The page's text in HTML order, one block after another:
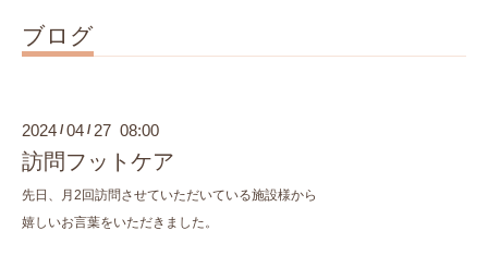
ブログ
2024 /04 / 27 08:00
訪問フットケア
先日、月2回訪問させていただいている施設様から
嬉しいお言葉をいただきました。